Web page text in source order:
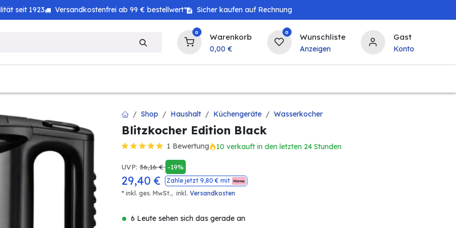
seit 1923 Versandkostenfrei ab 99 € bestellwert* Sicher kaufen auf Rechnung
0 Warenkorb
0,00 €
0 Wunschliste
Anzeigen
Gast
Konto
Shop Haushalt Küchengeräte Wasserkocher
Blitzkocher Edition Black
1 Bewertung 10 verkauft in den letzten 24 Stunden
UVP: 36,16€ -19%
29,40 € Zahle jetzt 9,80 € mit
* inkl. ges. MwSt., inkl . Versandkosten
6 Leute sehen sich das gerade an